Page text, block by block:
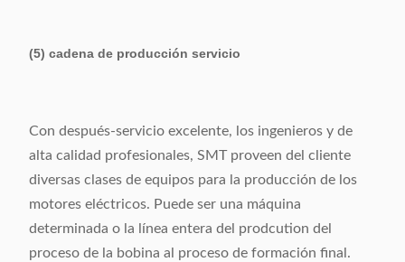
(5) cadena de producción servicio
Con después-servicio excelente, los ingenieros y de
alta calidad profesionales, SMT proveen del cliente
diversas clases de equipos para la producción de los
motores eléctricos. Puede ser una máquina
determinada o la línea entera del prodcution del
proceso de la bobina al proceso de formación final.